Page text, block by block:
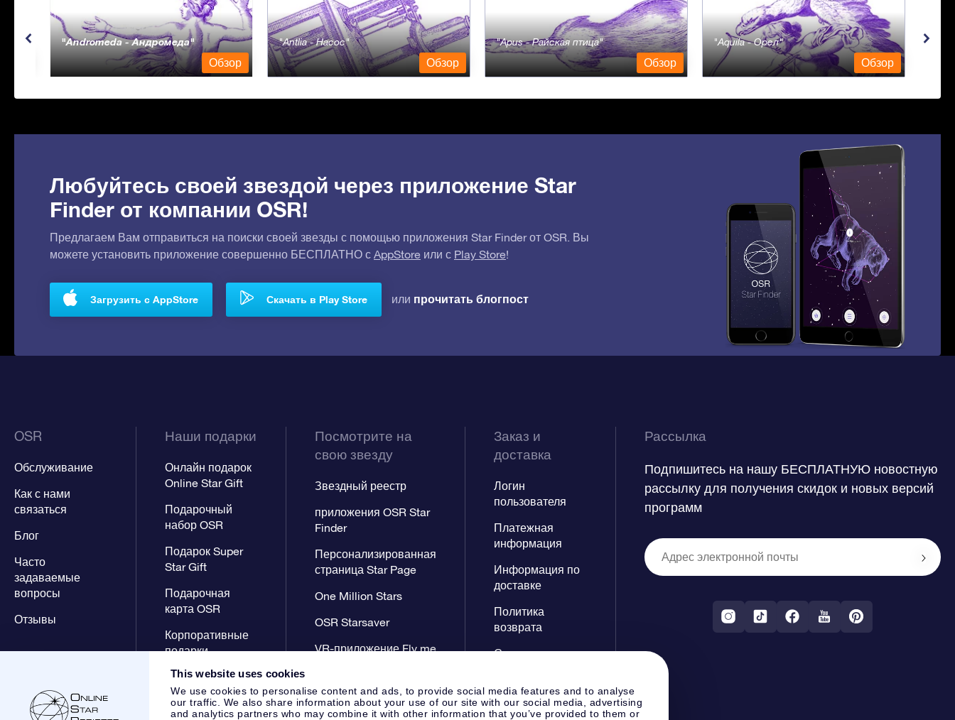
This website uses cookies
We use cookies to personalise content and ads, to provide social media features and to analyse
our traffic. We also share information about your use of our site with our social media, advertising
and analytics partners who may combine it with other information that you’ve provided to them or
Andromeda - Андромеда
Обзор
Antlia - Насос
Обзор
Apus - Райская птица
Обзор
Aquila - Орел
Обзор
Любуйтесь своей звездой через приложение Star
Finder от компании OSR!
Предлагаем Вам отправиться на поиски своей звезды с помощью приложения Star Finder от OSR. Вы
можете установить приложение совершенно БЕСПЛАТНО с AppStore или с Play Store!
Загрузить с AppStore Скачать в Play Store или прочитать блогпост
OSR
Обслуживание
Как с нами
связаться
Блог
Часто
задаваемые
вопросы
Отзывы
Наши подарки
Онлайн подарок
Online Star Gift
Подарочный
набор OSR
Подарок Super
Star Gift
Подарочная
карта OSR
Корпоративные
подарки
Посмотрите на
свою звезду
Звездный реестр
приложения OSR Star
Finder
Персонализированная
страница Star Page
One Million Stars
OSR Starsaver
VR-приложение Fly me
Заказ и
доставка
Логин
пользователя
Платежная
информация
Информация по
доставке
Политика
возврата
Созвездиях
Рассылка
Подпишитесь на нашу БЕСПЛАТНУЮ новостную
рассылку для получения скидок и новых версий
программ